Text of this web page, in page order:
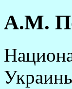
А.М.